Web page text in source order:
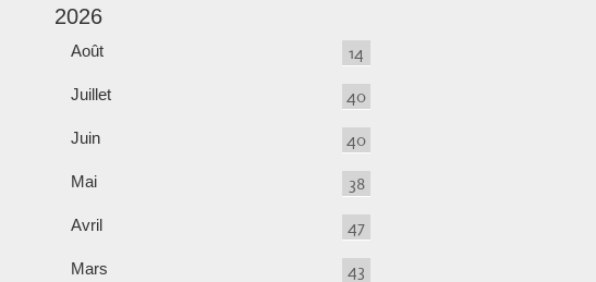
2026
Août 14
Juillet 40
Juin 40
Mai 38
Avril 47
Mars 43